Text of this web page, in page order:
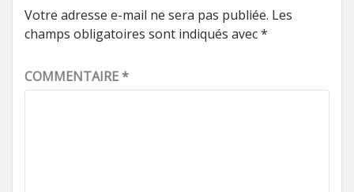
Votre adresse e-mail ne sera pas publiée. Les
champs obligatoires sont indiqués avec*
COMMENTAIRE*